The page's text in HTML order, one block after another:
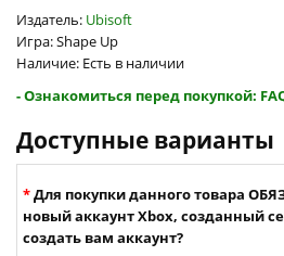
Издатель: Ubisoft
Игра: Shape Up
Наличие: Есть в наличии
- Ознакомиться перед покупкой:
Доступные варианты
Для покупки данного товара
новый аккаунт Xbox, созданный
создать вам аккаунт?